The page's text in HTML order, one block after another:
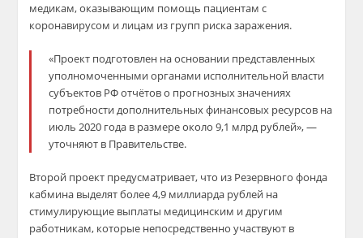
медикам, оказывающим помощь пациентам с
коронавирусом и лицам из групп риска заражения.
«Проект подготовлен на основании представленных
уполномоченными органами исполнительной власти
субъектов РФ отчётов о прогнозных значениях
потребности дополнительных финансовых ресурсов на
июль 2020 года в размере около 9,1 млрд рублей», —
уточняют в Правительстве.
Второй проект предусматривает, что из Резервного фонда
кабмина выделят более 4,9 миллиарда рублей на
стимулирующие выплаты медицинским и другим
работникам, которые непосредственно участвуют в